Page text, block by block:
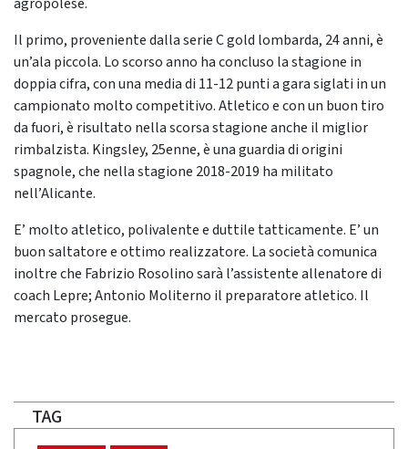
Il primo, proveniente dalla serie C gold lombarda, 24 anni, è
un’ala piccola. Lo scorso anno ha concluso la stagione in
doppia cifra, con una media di 11-12 punti a gara siglati in un
campionato molto competitivo. Atletico e con un buon tiro
da fuori, è risultato nella scorsa stagione anche il miglior
rimbalzista. Kingsley, 25enne, è una guardia di origini
spagnole, che nella stagione 2018-2019 ha militato
nell’Alicante.
E’ molto atletico, polivalente e duttile tatticamente. E’ un
buon saltatore e ottimo realizzatore. La società comunica
inoltre che Fabrizio Rosolino sarà l’assistente allenatore di
coach Lepre; Antonio Moliterno il preparatore atletico. Il
mercato prosegue.
TAG